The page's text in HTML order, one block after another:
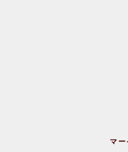
マ